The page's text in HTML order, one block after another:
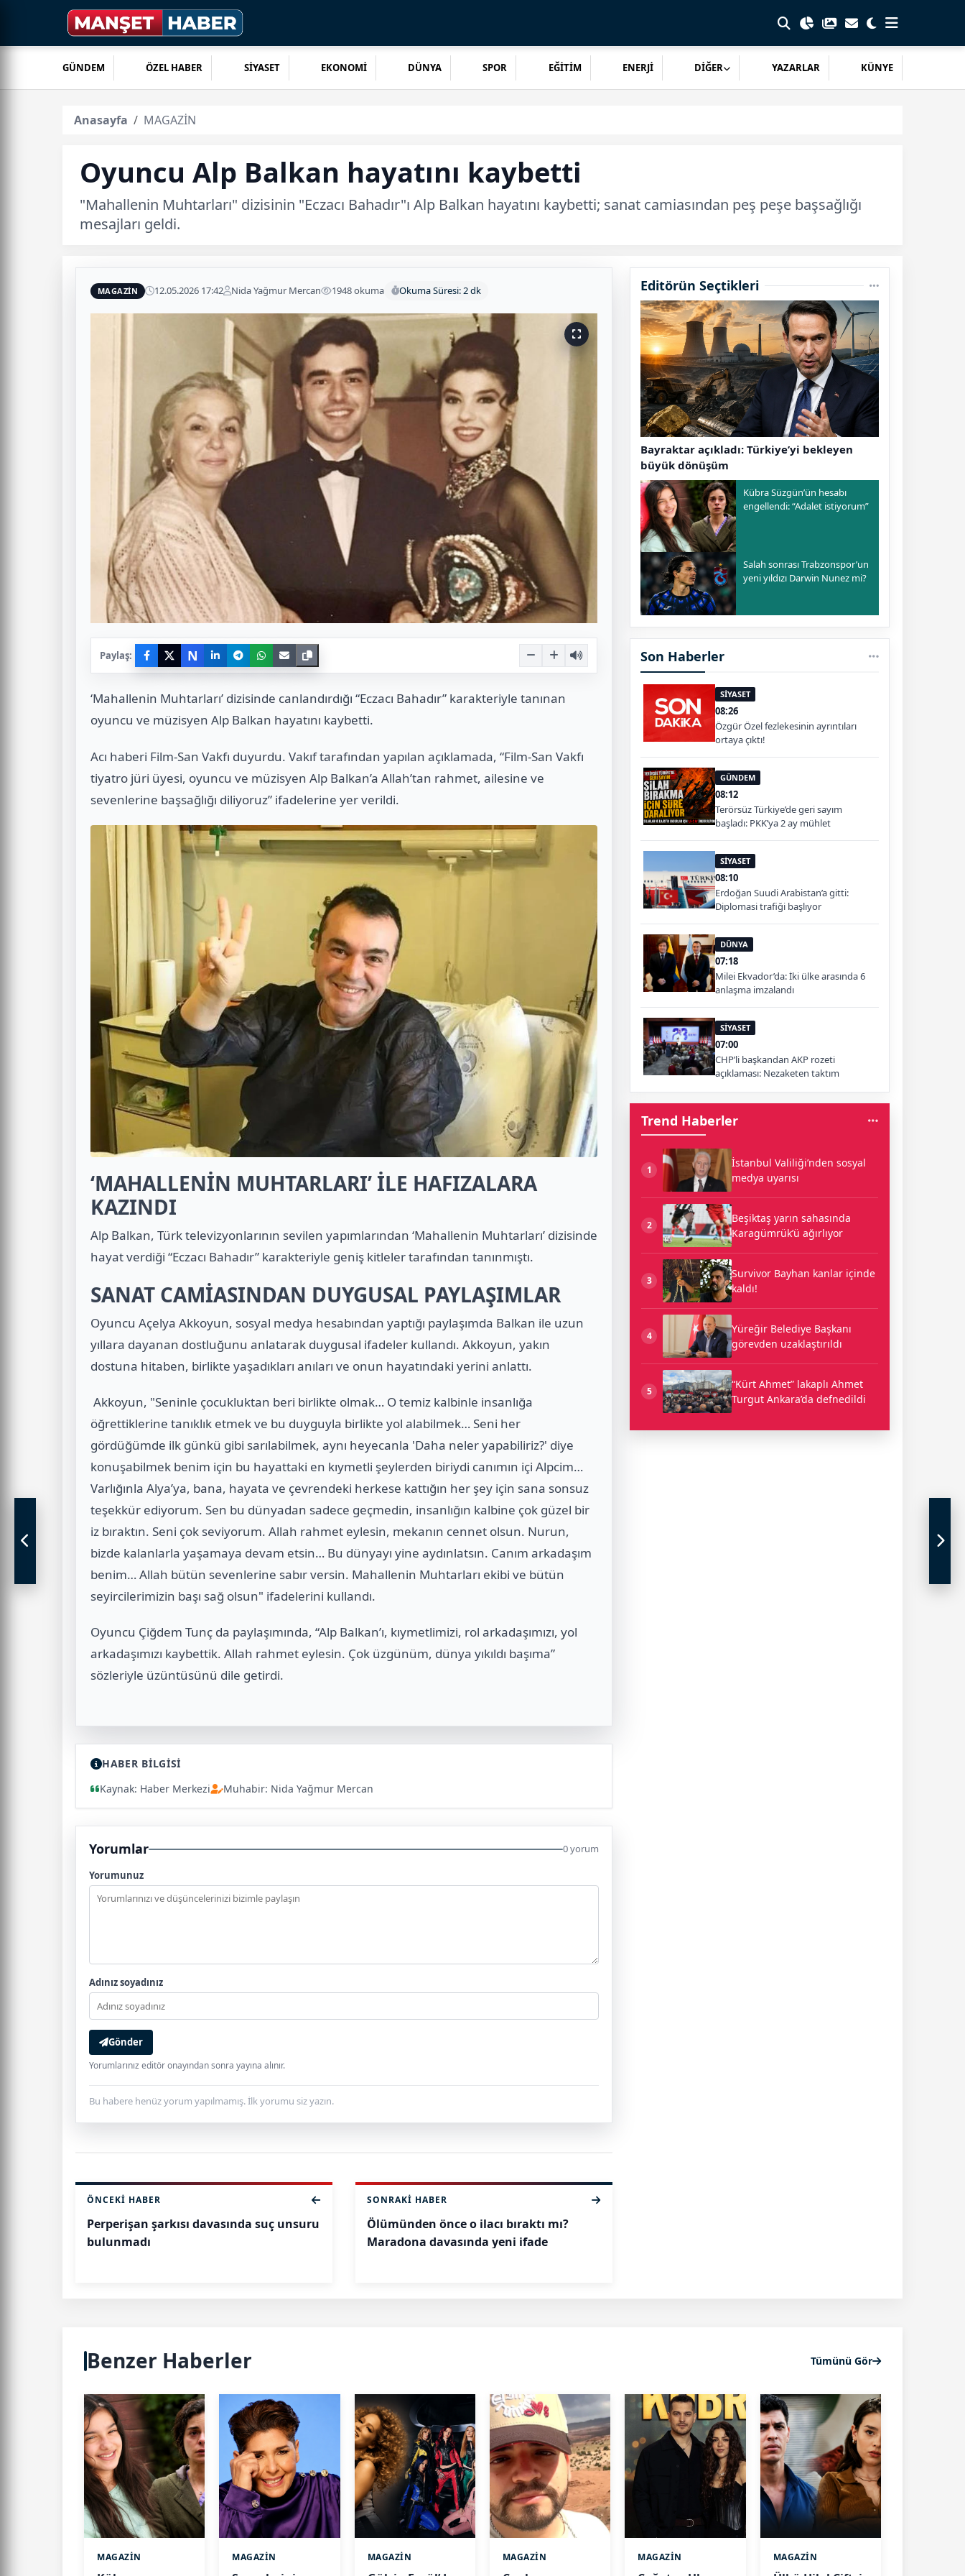
GÜNDEM ÖZEL HABER SİYASET EKONOMİ DÜNYA SPOR EĞİTİM ENERJİ DİĞER YAZARLAR KÜNYE
Anasayfa MAGAZİN
Oyuncu Alp Balkan hayatını kaybetti
"Mahallenin Muhtarları" dizisinin "Eczacı Bahadır"ı Alp Balkan hayatını kaybetti; sanat camiasından peş peşe başsağlığı
mesajları geldi.
MAGAZİN 12.05.2026 17:42 Nida Yağmur Mercan 1948 okuma Okuma Süresi: 2 dk
Paylaş: N
‘Mahallenin Muhtarları’ dizisinde canlandırdığı “Eczacı Bahadır” karakteriyle tanınan
oyuncu ve müzisyen Alp Balkan hayatını kaybetti.
Acı haberi Film-San Vakfı duyurdu. Vakıf tarafından yapılan açıklamada, “Film-San Vakfı
tiyatro jüri üyesi, oyuncu ve müzisyen Alp Balkan’a Allah’tan rahmet, ailesine ve
sevenlerine başsağlığı diliyoruz” ifadelerine yer verildi.
‘MAHALLENİN MUHTARLARI’ İLE HAFIZALARA
KAZINDI
Alp Balkan, Türk televizyonlarının sevilen yapımlarından ‘Mahallenin Muhtarları’ dizisinde
hayat verdiği “Eczacı Bahadır” karakteriyle geniş kitleler tarafından tanınmıştı.
SANAT CAMİASINDAN DUYGUSAL PAYLAŞIMLAR
Oyuncu Açelya Akkoyun, sosyal medya hesabından yaptığı paylaşımda Balkan ile uzun
yıllara dayanan dostluğunu anlatarak duygusal ifadeler kullandı. Akkoyun, yakın
dostuna hitaben, birlikte yaşadıkları anıları ve onun hayatındaki yerini anlattı.
Akkoyun, "Seninle çocukluktan beri birlikte olmak… O temiz kalbinle insanlığa
öğrettiklerine tanıklık etmek ve bu duyguyla birlikte yol alabilmek… Seni her
gördüğümde ilk günkü gibi sarılabilmek, aynı heyecanla 'Daha neler yapabiliriz?' diye
konuşabilmek benim için bu hayattaki en kıymetli şeylerden biriydi canımın içi Alpcim…
Varlığınla Alya’ya, bana, hayata ve çevrendeki herkese kattığın her şey için sana sonsuz
teşekkür ediyorum. Sen bu dünyadan sadece geçmedin, insanlığın kalbine çok güzel bir
iz bıraktın. Seni çok seviyorum. Allah rahmet eylesin, mekanın cennet olsun. Nurun,
bizde kalanlarla yaşamaya devam etsin… Bu dünyayı yine aydınlatsın. Canım arkadaşım
benim… Allah bütün sevenlerine sabır versin. Mahallenin Muhtarları ekibi ve bütün
seyircilerimizin başı sağ olsun" ifadelerini kullandı.
Oyuncu Çiğdem Tunç da paylaşımında, “Alp Balkan’ı, kıymetlimizi, rol arkadaşımızı, yol
arkadaşımızı kaybettik. Allah rahmet eylesin. Çok üzgünüm, dünya yıkıldı başıma”
sözleriyle üzüntüsünü dile getirdi.
HABER BİLGİSİ
Kaynak: Haber Merkezi
Muhabir: Nida Yağmur Mercan
Yorumlar 0 yorum
Yorumunuz
Adınız soyadınız
Gönder
Yorumlarınız editör onayından sonra yayına alınır.
Bu habere henüz yorum yapılmamış. İlk yorumu siz yazın.
ÖNCEKI HABER
Perperişan şarkısı davasında suç unsuru
bulunmadı
SONRAKI HABER
Ölümünden önce o ilacı bıraktı mı?
Maradona davasında yeni ifade
Editörün Seçtikleri
Bayraktar açıkladı: Türkiye’yi bekleyen
büyük dönüşüm
Kübra Süzgün’ün hesabı
engellendi: “Adalet istiyorum”
Salah sonrası Trabzonspor’un
yeni yıldızı Darwin Nunez mi?
Son Haberler
SİYASET
08:26
Özgür Özel fezlekesinin ayrıntıları
ortaya çıktı!
GÜNDEM
08:12
Terörsüz Türkiye’de geri sayım
başladı: PKK’ya 2 ay mühlet
SİYASET
08:10
Erdoğan Suudi Arabistan’a gitti:
Diplomasi trafiği başlıyor
DÜNYA
07:18
Milei Ekvador’da: İki ülke arasında 6
anlaşma imzalandı
SİYASET
07:00
CHP’li başkandan AKP rozeti
açıklaması: Nezaketen taktım
Trend Haberler
1
İstanbul Valiliği’nden sosyal
medya uyarısı
2
Beşiktaş yarın sahasında
Karagümrük’ü ağırlıyor
3
Survivor Bayhan kanlar içinde
kaldı!
4
Yüreğir Belediye Başkanı
görevden uzaklaştırıldı
5
“Kürt Ahmet” lakaplı Ahmet
Turgut Ankara’da defnedildi
Benzer Haberler Tümünü Gör
MAGAZİN MAGAZİN MAGAZİN MAGAZİN MAGAZİN MAGAZİN